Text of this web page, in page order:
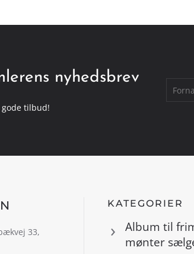
nyhedsbrev
tilbud!
33,
KATEGORIER
Album til
mønter